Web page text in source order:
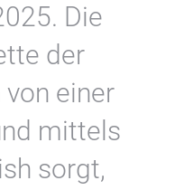
Die
der
einer
mittels
sorgt,